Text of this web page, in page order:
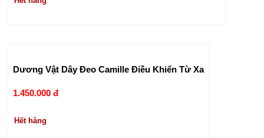
Dương Vật Dây Đeo Camille Điều Khiển Từ Xa
1.450.000 đ
Hết hàng